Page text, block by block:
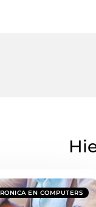
EN COMPUTERS